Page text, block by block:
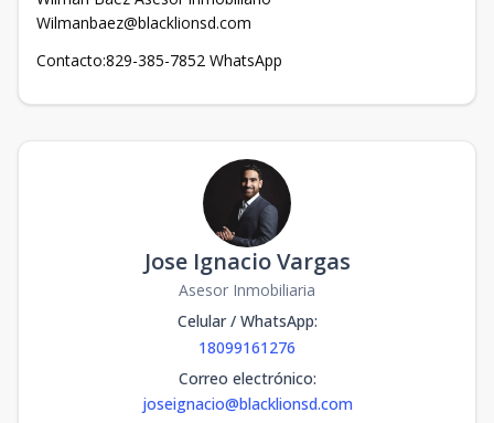
Wilmanbaez@blacklionsd.com
Contacto:829-385-7852 WhatsApp
Jose Ignacio Vargas
Asesor Inmobiliaria
Celular / WhatsApp:
18099161276
Correo electrónico:
joseignacio@blacklionsd.com